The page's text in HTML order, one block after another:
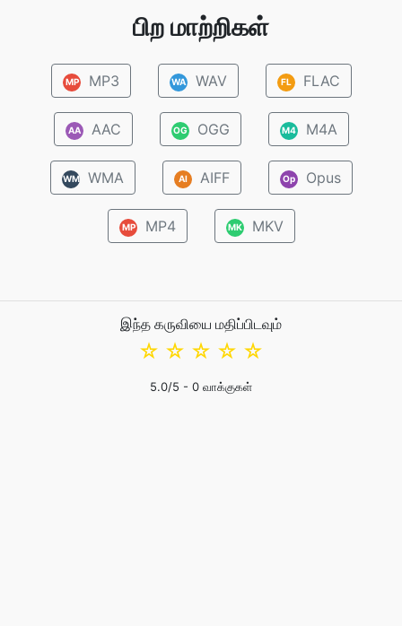
பிற மாற்றிகள்
MP MP3 WA WAV FL FLAC
AA AAC OG OGG M4 M4A
WM WMA AI AIFF Op Opus
MP MP4 MK MKV
இந்த கருவியை மதிப்பிடவும்
☆
☆
☆
☆
☆
5.0/5 - 0 வாக்குகள்